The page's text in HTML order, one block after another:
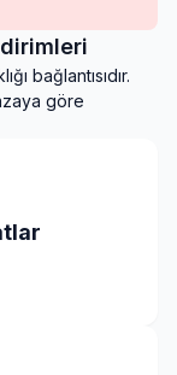
bağlantısıdır.
göre